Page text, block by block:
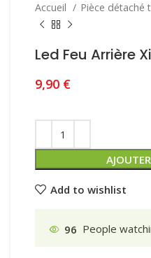
Accueil Pièce détaché
Led Feu Arrière
9,90 €
Add to wishlist
96 People